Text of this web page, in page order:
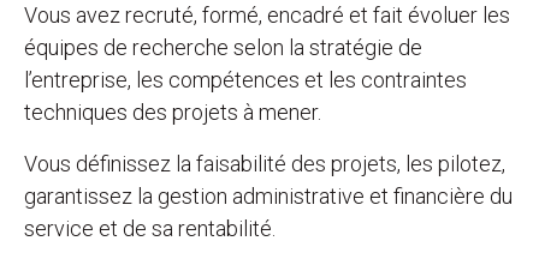
Vous avez recruté, formé, encadré et fait évoluer les
équipes de recherche selon la stratégie de
l’entreprise, les compétences et les contraintes
techniques des projets à mener.
Vous définissez la faisabilité des projets, les pilotez,
garantissez la gestion administrative et financière du
service et de sa rentabilité.